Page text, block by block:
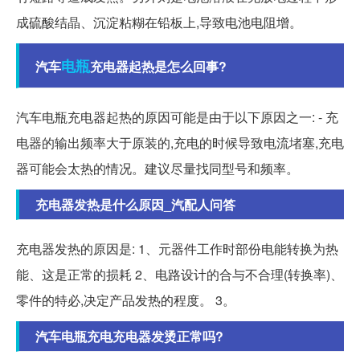
成硫酸结晶、沉淀粘糊在铅板上,导致电池电阻增。
汽车电瓶充电器起热是怎么回事?
汽车电瓶充电器起热的原因可能是由于以下原因之一: - 充
电器的输出频率大于原装的,充电的时候导致电流堵塞,充电
器可能会太热的情况。建议尽量找同型号和频率。
充电器发热是什么原因_汽配人问答
充电器发热的原因是: 1、元器件工作时部份电能转换为热
能、这是正常的损耗 2、电路设计的合与不合理(转换率)、
零件的特必,决定产品发热的程度。 3。
汽车电瓶充电充电器发烫正常吗?